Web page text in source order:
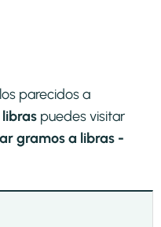
parecidos a
puedes visitar
gramos a libras -